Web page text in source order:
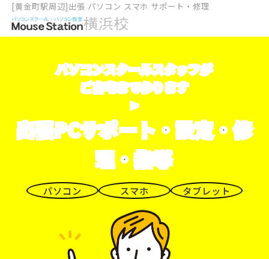
[黄金町駅周辺]出張 パソコン スマホ サポート・修理
パソコンスクールスタッフが
ご自宅まで参ります
>
出張PCサポート・設定・修
理・指導
パソコン スマホ タブレット